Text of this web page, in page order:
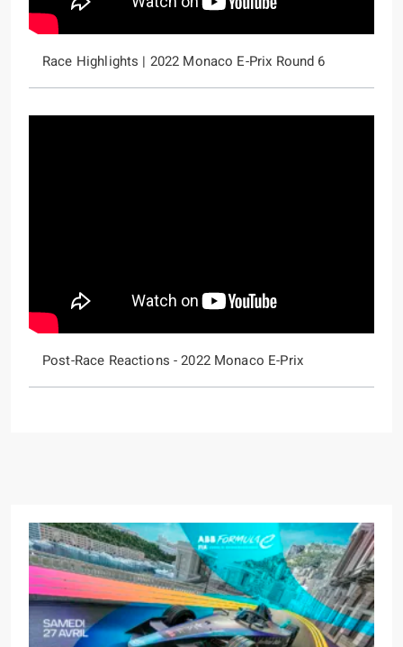
Race Highlights | 2022 Monaco E-Prix Round 6
Post-Race Reactions - 2022 Monaco E-Prix